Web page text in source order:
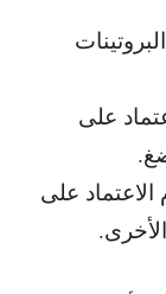
على
على